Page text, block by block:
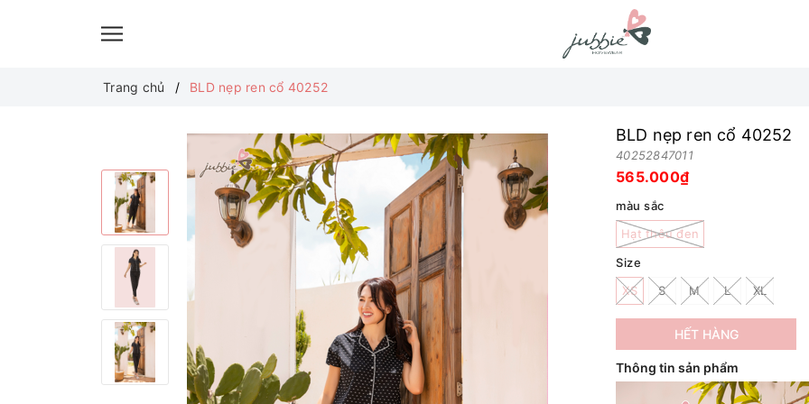
Trang chủ BLD nẹp ren cổ 40252
BLD nẹp ren cổ 40252
40252847011
565.000₫
màu sắc
Hạt thêu đen
Size
XS
S M L XL
HẾT HÀNG
Thông tin sản phẩm